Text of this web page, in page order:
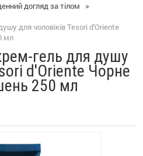
догляд за тілом
>
для чоловіків Tesori d'Oriente
мл
гель для душу
d'Oriente Чорне
250 мл